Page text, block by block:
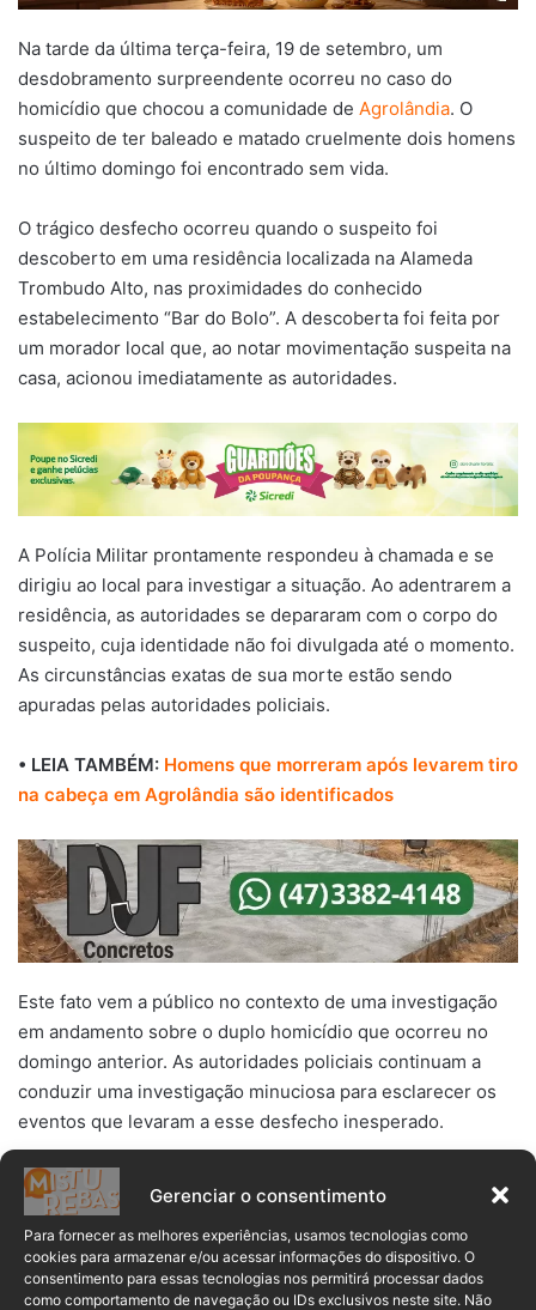
Gerenciar o consentimento
Para fornecer as melhores experiências, usamos tecnologias como
cookies para armazenar e/ou acessar informações do dispositivo. O
consentimento para essas tecnologias nos permitirá processar dados
como comportamento de navegação ou IDs exclusivos neste site. Não
Na tarde da última terça-feira, 19 de setembro, um
desdobramento surpreendente ocorreu no caso do
homicídio que chocou a comunidade de Agrolândia. O
suspeito de ter baleado e matado cruelmente dois homens
no último domingo foi encontrado sem vida.
O trágico desfecho ocorreu quando o suspeito foi
descoberto em uma residência localizada na Alameda
Trombudo Alto, nas proximidades do conhecido
estabelecimento “Bar do Bolo”. A descoberta foi feita por
um morador local que, ao notar movimentação suspeita na
casa, acionou imediatamente as autoridades.
A Polícia Militar prontamente respondeu à chamada e se
dirigiu ao local para investigar a situação. Ao adentrarem a
residência, as autoridades se depararam com o corpo do
suspeito, cuja identidade não foi divulgada até o momento.
As circunstâncias exatas de sua morte estão sendo
apuradas pelas autoridades policiais.
• LEIA TAMBÉM: Homens que morreram após levarem tiro
na cabeça em Agrolândia são identificados
Este fato vem a público no contexto de uma investigação
em andamento sobre o duplo homicídio que ocorreu no
domingo anterior. As autoridades policiais continuam a
conduzir uma investigação minuciosa para esclarecer os
eventos que levaram a esse desfecho inesperado.
*Mais informações serão divulgadas à medida que o
caso avançar*
Agrolândia crime morte